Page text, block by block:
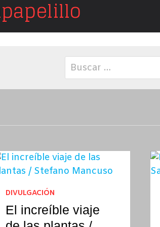
Buscar:
DIVULGACIÓN
El increíble viaje